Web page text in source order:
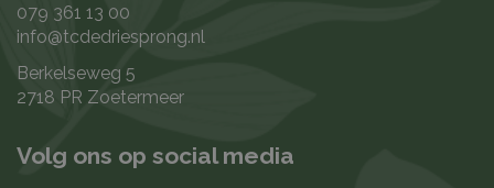
079 361 13 00
info@tcdedriesprong.nl
Berkelseweg 5
2718 PR Zoetermeer
Volg ons op social media